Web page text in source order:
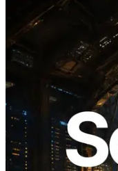
2026.08.05